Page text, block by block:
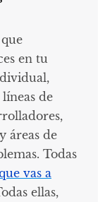
en tu
de
áreas de
Todas
vas a
ellas,